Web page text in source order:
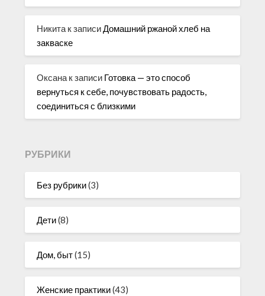
Никита к записиДомашний ржаной хлеб на
закваске
Оксана к записи Готовка — это способ
вернуться к себе, почувствовать радость,
соединиться с близкими
РУБРИКИ
Без рубрики(3)
Дети(8)
Дом, быт(15)
Женские практики(43)